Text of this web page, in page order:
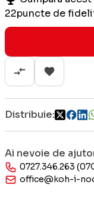
22puncte de
Distribuie:
Ai nevoie de
0727.346.263
office@koh-i-